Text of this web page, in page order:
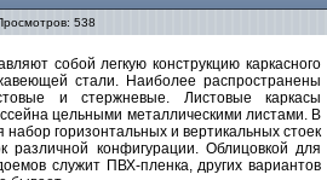
538
собой легкую конструкцию каркасного
стали. Наиболее распространены
и стержневые. Листовые каркасы
цельными металлическими листами. В
горизонтальных и вертикальных стоек
различной конфигурации. Облицовкой для
служит ПВХ-пленка, других вариантов